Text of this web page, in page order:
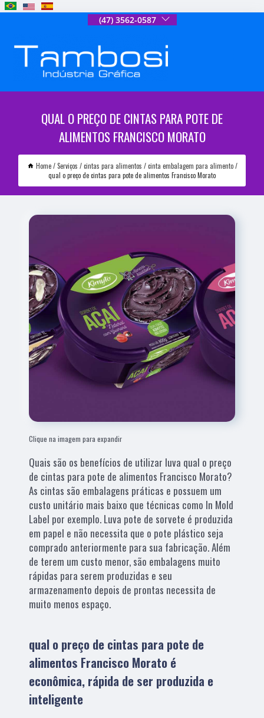
(47) 3562-0587
QUAL O PREÇO DE CINTAS PARA POTE DE
ALIMENTOS FRANCISCO MORATO
Home Serviços cintas para alimentos
cinta embalagem para alimento
qual o preço de cintas para pote de alimentos Francisco Morato
Clique na imagem para expandir
Quais são os benefícios de utilizar luva qual o preço
de cintas para pote de alimentos Francisco Morato?
As cintas são embalagens práticas e possuem um
custo unitário mais baixo que técnicas como In Mold
Label por exemplo. Luva pote de sorvete é produzida
em papel e não necessita que o pote plástico seja
comprado anteriormente para sua fabricação. Além
de terem um custo menor, são embalagens muito
rápidas para serem produzidas e seu
armazenamento depois de prontas necessita de
muito menos espaço.
qual o preço de cintas para pote de
alimentos Francisco Morato é
econômica, rápida de ser produzida e
inteligente